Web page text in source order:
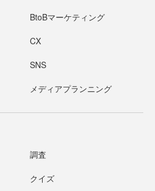
BtoBマーケティング
CX
SNS
メディアプランニング
調査
クイズ